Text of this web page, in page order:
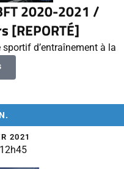
2020-2021 /
[REPORTÉ]
d’entraînement à la
2021